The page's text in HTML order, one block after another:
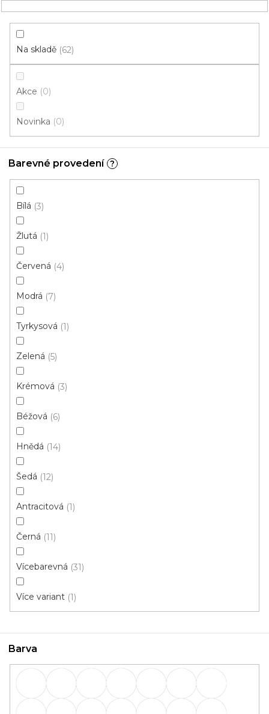
obsah
HLEDAT
NÁKUPNÍ
Rohožky
100% Polyamid
Řadit podle:
ZAVŘÍT FILTR
Na skladě 62
Akce 0
Novinka 0
Barevné provedení ?
Bílá 3
Žlutá 1
Červená 4
Modrá 7
Tyrkysová 1
Zelená 5
Krémová 3
Béžová 6
Hnědá 14
Šedá 12
Antracitová 1
Černá 11
Vícebarevná 31
Více variant 1
Barva
Rohožka PANAMA č.168, 40x60
119 Kč